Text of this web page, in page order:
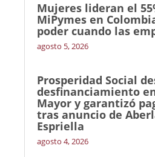
Mujeres lideran el
MiPymes en
poder cuando las
agosto 5, 2026
Prosperidad Social
desfinanciamiento
Mayor y garantizó
tras anuncio de
Espriella
agosto 4, 2026